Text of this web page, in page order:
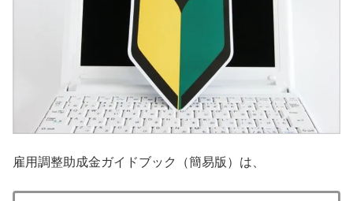
雇用調整助成金ガイドブック（簡易版）は、